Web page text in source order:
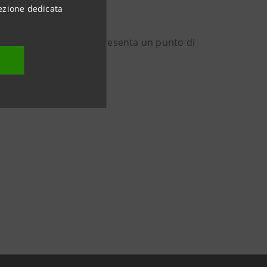
dedicata
Solar Project rappresenta un punto di